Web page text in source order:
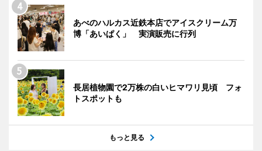
あべのハルカス近鉄本店でアイスクリーム万
博「あいぱく」 実演販売に行列
長居植物園で2万株の白いヒマワリ見頃 フォ
トスポットも
もっと見る